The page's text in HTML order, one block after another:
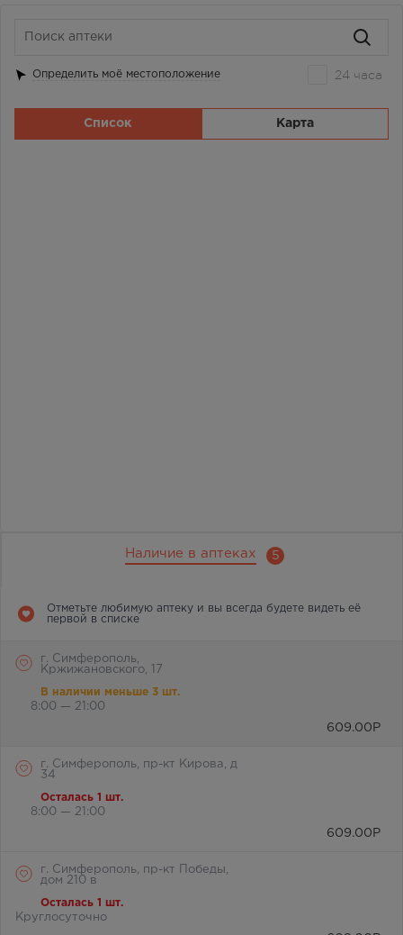
Наличие в аптеках 5
Отметьте любимую аптеку и вы всегда будете видеть её
первой в списке
г. Симферополь,
Кржижановского, 17
В наличии меньше 3 шт.
8:00 — 21:00
609.00 Р
г. Симферополь, пр-кт Кирова, д
34
Осталась 1 шт.
8:00 — 21:00
609.00 Р
г. Симферополь, пр-кт Победы,
дом 210 в
Осталась 1 шт.
Круглосуточно
Определить моё местоположение 24 часа
Список Карта